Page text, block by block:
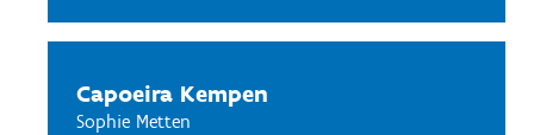
Capoeira Kempen
Sophie Metten